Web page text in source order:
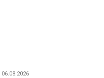
06.08.2026